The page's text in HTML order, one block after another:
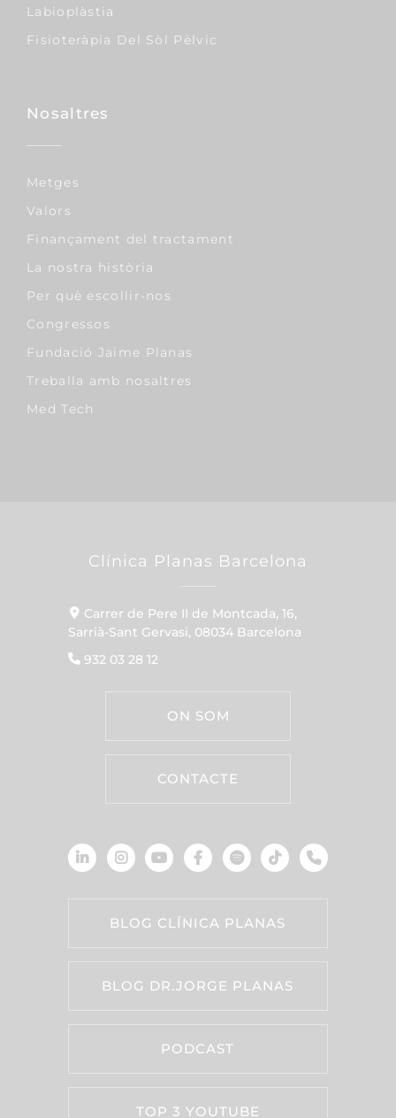
Labioplàstia
Fisioteràpia Del Sòl Pèlvic
Nosaltres
Metges
Valors
Finançament del tractament
La nostra història
Per què escollir-nos
Congressos
Fundació Jaime Planas
Treballa amb nosaltres
Med Tech
Clínica Planas Barcelona
Carrer de Pere II de Montcada, 16,
Sarrià-Sant Gervasi, 08034 Barcelona
932 03 28 12
ON SOM
CONTACTE
BLOG CLÍNICA PLANAS
BLOG DR.JORGE PLANAS
PODCAST
TOP 3 YOUTUBE